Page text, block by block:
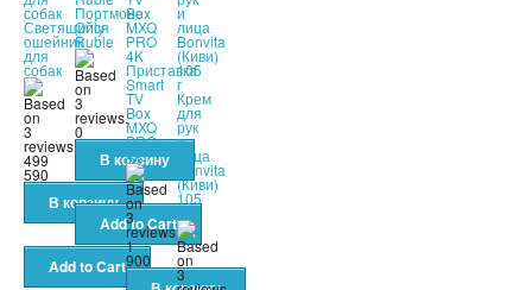
Светящийся
ошейник
для
собак
499
590
Портмоне
Only
Ruble
0
Приставка
Smart
TV
Box
MXQ
PRO
4K
1
900
Крем
для
рук
и
лица
Bonvita
(Киви)
105
г